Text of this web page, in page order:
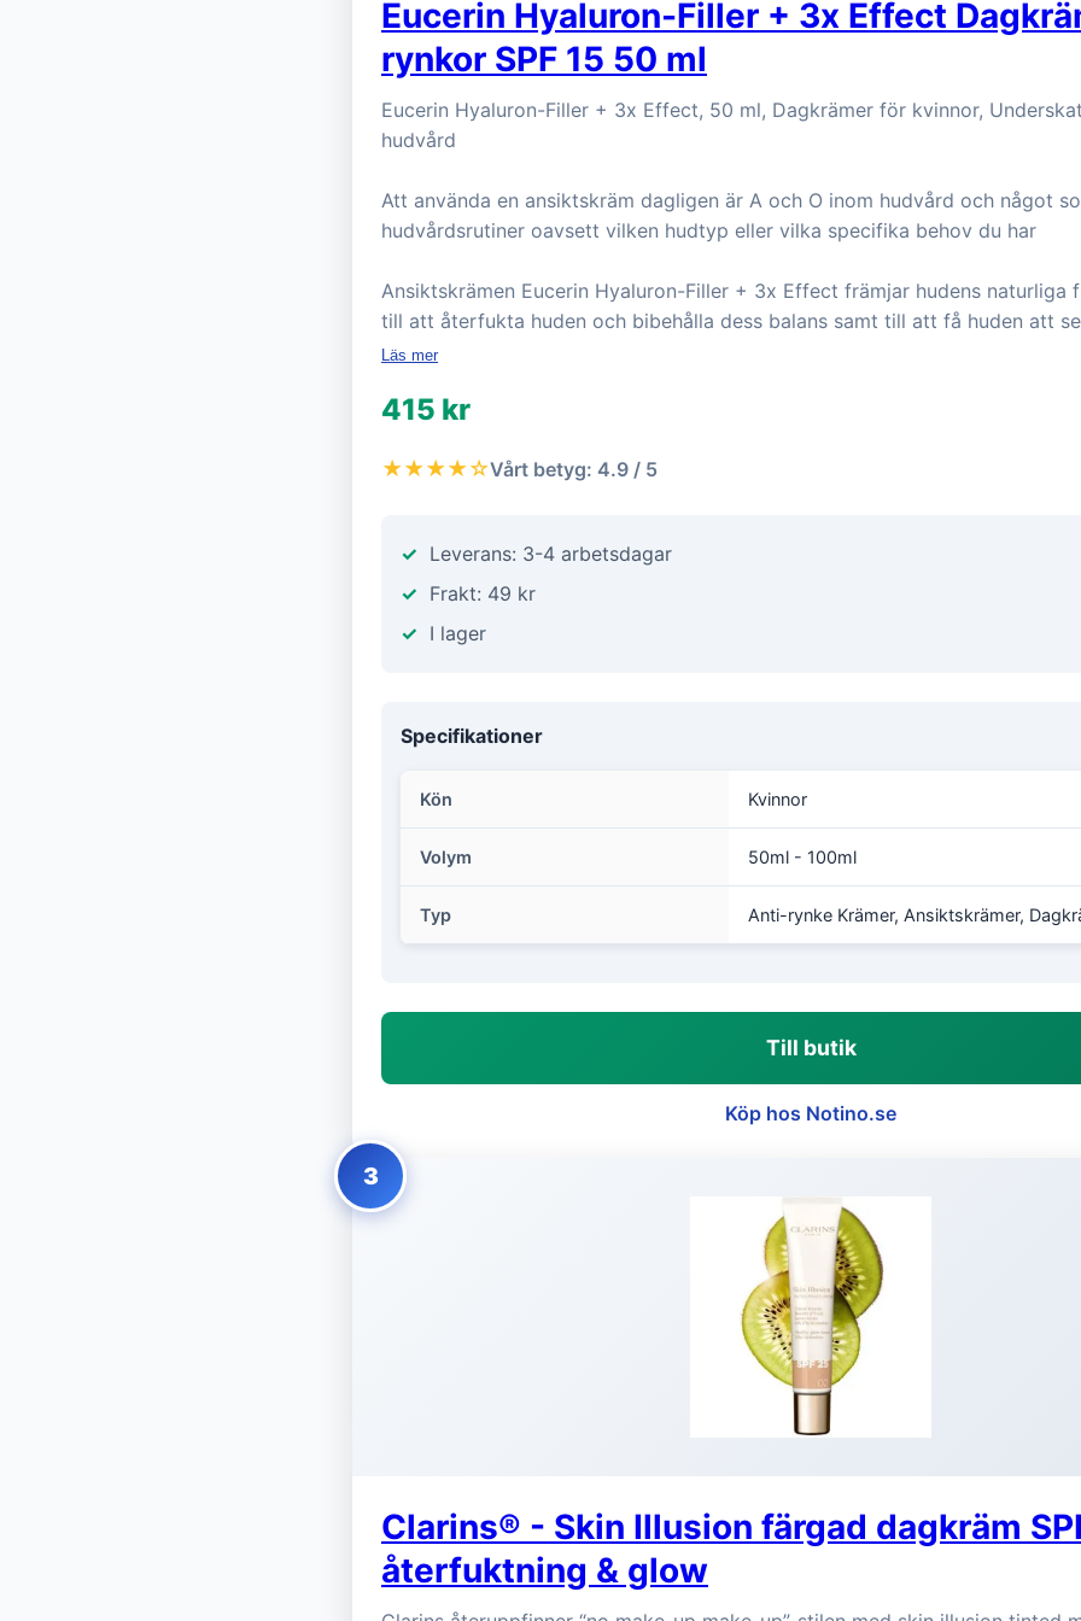
Eucerin Hyaluron-Filler + 3x Effect
rynkor SPF 15 50 ml
Eucerin Hyaluron-Filler + 3x Effect, 50 ml, Dagkrämer för kvinnor,
hudvård
Att använda en ansiktskräm dagligen är A och O inom hudvård och något
hudvårdsrutiner oavsett vilken hudtyp eller vilka specifika behov du har
Ansiktskrämen Eucerin Hyaluron-Filler + 3x Effect främjar hudens naturliga
till att återfukta huden och bibehålla dess balans samt till att få huden att
Läs mer
415 kr
★★★★☆Vårt betyg: 4.9 / 5
Leverans: 3-4 arbetsdagar
Frakt: 49 kr
I lager
Specifikationer
Kön Kvinnor
Volym 50ml - 100ml
Typ Anti-rynke Krämer, Ansiktskrämer,
Till butik
Köp hos Notino.se
3
Clarins® - Skin Illusion färgad dagkräm
återfuktning & glow